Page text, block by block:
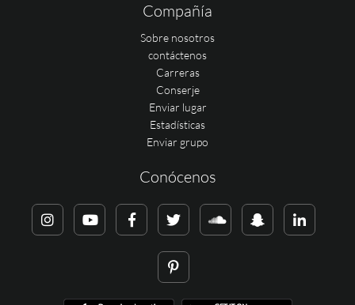
Compañía
Sobre nosotros
contáctenos
Carreras
Conserje
Enviar lugar
Estadísticas
Enviar grupo
Conócenos